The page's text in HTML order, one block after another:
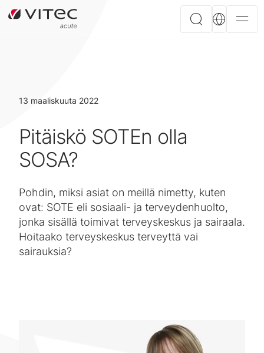
13 maaliskuuta 2022
Pitäiskö SOTEn olla
SOSA?
Pohdin, miksi asiat on meillä nimetty, kuten
ovat: SOTE eli sosiaali- ja terveydenhuolto,
jonka sisällä toimivat terveyskeskus ja sairaala.
Hoitaako terveyskeskus terveyttä vai
sairauksia?